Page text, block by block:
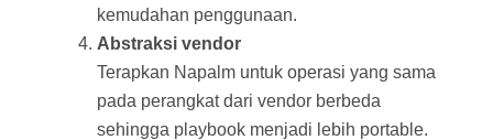
kemudahan penggunaan.
Abstraksi vendor
Terapkan Napalm untuk operasi yang sama
pada perangkat dari vendor berbeda
sehingga playbook menjadi lebih portable.